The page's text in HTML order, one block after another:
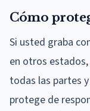
Cómo
Si usted graba
en otros
todas las partes
protege de